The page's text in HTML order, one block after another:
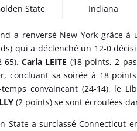
State
Indiana
a renversé New York grâce
qui a déclenché un 12-0
65).Carla LEITE (18 points, 2
concluant sa soirée à 18
convaincant (24-14), le
(2 points) se sont écroulées
State a surclassé Connecticut